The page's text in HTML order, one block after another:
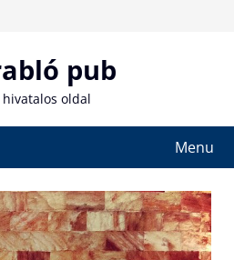
pub
hivatalos oldal
Menu